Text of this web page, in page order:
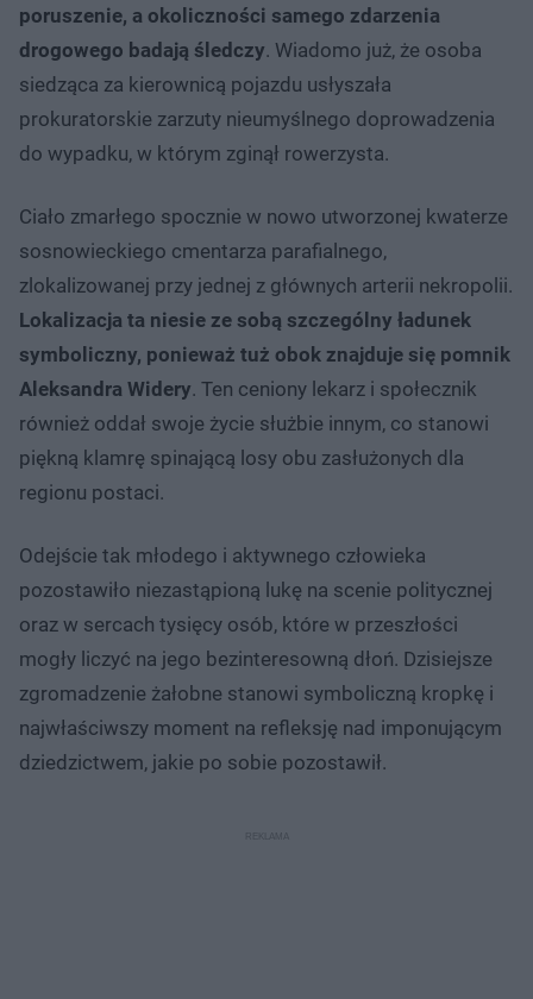
poruszenie, a okoliczności samego zdarzenia
drogowego badają śledczy. Wiadomo już, że osoba
siedząca za kierownicą pojazdu usłyszała
prokuratorskie zarzuty nieumyślnego doprowadzenia
do wypadku, w którym zginął rowerzysta.
Ciało zmarłego spocznie w nowo utworzonej kwaterze
sosnowieckiego cmentarza parafialnego,
zlokalizowanej przy jednej z głównych arterii nekropolii.
Lokalizacja ta niesie ze sobą szczególny ładunek
symboliczny, ponieważ tuż obok znajduje się pomnik
Aleksandra Widery. Ten ceniony lekarz i społecznik
również oddał swoje życie służbie innym, co stanowi
piękną klamrę spinającą losy obu zasłużonych dla
regionu postaci.
Odejście tak młodego i aktywnego człowieka
pozostawiło niezastąpioną lukę na scenie politycznej
oraz w sercach tysięcy osób, które w przeszłości
mogły liczyć na jego bezinteresowną dłoń. Dzisiejsze
zgromadzenie żałobne stanowi symboliczną kropkę i
najwłaściwszy moment na refleksję nad imponującym
dziedzictwem, jakie po sobie pozostawił.